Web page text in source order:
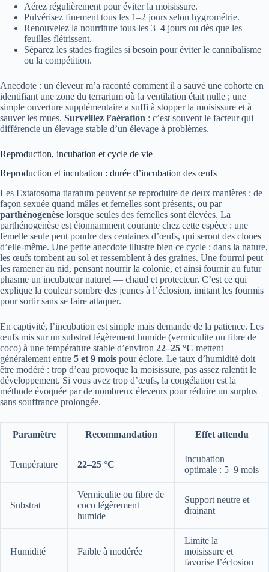
Aérez régulièrement pour éviter la moisissure.
Pulvérisez finement tous les 1–2 jours selon hygrométrie.
Renouvelez la nourriture tous les 3–4 jours ou dès que les
feuilles flétrissent.
Séparez les stades fragiles si besoin pour éviter le cannibalisme
ou la compétition.
Anecdote : un éleveur m’a raconté comment il a sauvé une cohorte en
identifiant une zone du terrarium où la ventilation était nulle ; une
simple ouverture supplémentaire a suffi à stopper la moisissure et à
sauver les mues. Surveillez l’aération : c’est souvent le facteur qui
différencie un élevage stable d’un élevage à problèmes.
Reproduction, incubation et cycle de vie
Reproduction et incubation : durée d’incubation des œufs
Les Extatosoma tiaratum peuvent se reproduire de deux manières : de
façon sexuée quand mâles et femelles sont présents, ou par
parthénogenèse lorsque seules des femelles sont élevées. La
parthénogenèse est étonnamment courante chez cette espèce : une
femelle seule peut pondre des centaines d’œufs, qui seront des clones
d’elle-même. Une petite anecdote illustre bien ce cycle : dans la nature,
les œufs tombent au sol et ressemblent à des graines. Une fourmi peut
les ramener au nid, pensant nourrir la colonie, et ainsi fournir au futur
phasme un incubateur naturel — chaud et protecteur. C’est ce qui
explique la couleur sombre des jeunes à l’éclosion, imitant les fourmis
pour sortir sans se faire attaquer.
En captivité, l’incubation est simple mais demande de la patience. Les
œufs mis sur un substrat légèrement humide (vermiculite ou fibre de
coco) à une température stable d’environ 22–25 °C mettent
généralement entre 5 et 9 mois pour éclore. Le taux d’humidité doit
être modéré : trop d’eau provoque la moisissure, pas assez ralentit le
développement. Si vous avez trop d’œufs, la congélation est la
méthode évoquée par de nombreux éleveurs pour réduire un surplus
sans souffrance prolongée.
Paramètre Recommandation Effet attendu
Température 22–25 °C
Incubation
optimale : 5–9 mois
Substrat
Vermiculite ou fibre de
coco légèrement
humide
Support neutre et
drainant
Humidité Faible à modérée
Limite la
moisissure et
favorise l’éclosion